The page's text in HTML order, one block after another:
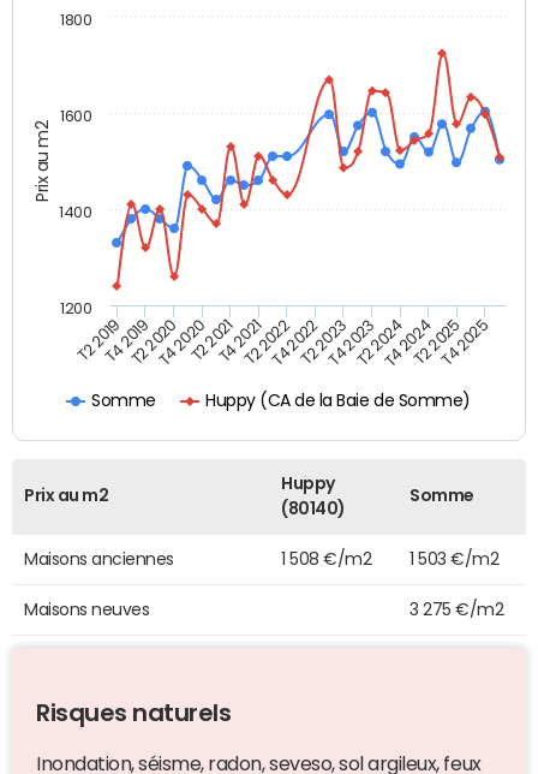
Prix au m2
Somme Huppy (CA de la Baie de Somme)
T2 2019T4 2019T2 2020T4 2020T2 2021T4 2021T2 2022T4 2022T2 2023T4 2023T2 2024T4 2024T2 2025T4 2025
1200
1400
1600
1800
Prix au m2
Huppy
(80140)
Somme
Maisons anciennes 1 508 €/m2 1 503 €/m2
Maisons neuves 3 275 €/m2
Risques naturels
Inondation, séisme, radon, seveso, sol argileux, feux